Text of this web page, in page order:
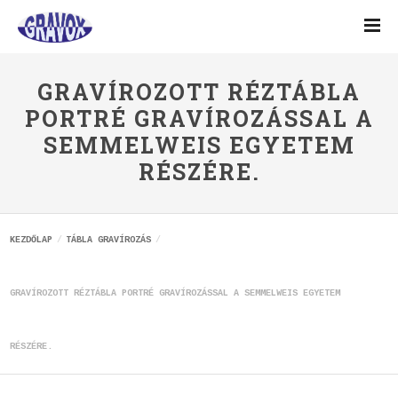
GRAVÍROZOTT RÉZTÁBLA
PORTRÉ GRAVÍROZÁSSAL A
SEMMELWEIS EGYETEM
RÉSZÉRE.
KEZDŐLAP TÁBLA GRAVÍROZÁS
GRAVÍROZOTT RÉZTÁBLA PORTRÉ GRAVÍROZÁSSAL A SEMMELWEIS EGYETEM
RÉSZÉRE.